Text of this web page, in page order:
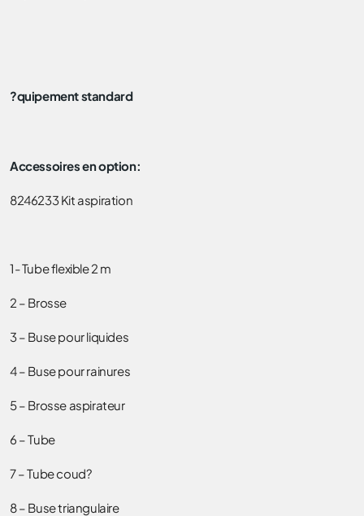
?quipement standard
Accessoires en option:
8246233 Kit aspiration
1- Tube flexible 2 m
2 – Brosse
3 – Buse pour liquides
4 – Buse pour rainures
5 – Brosse aspirateur
6 – Tube
7 – Tube coud?
8 – Buse triangulaire